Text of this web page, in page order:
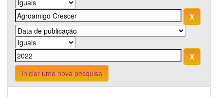
Iniciar uma nova pesquisa